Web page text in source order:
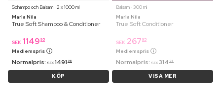
Schampo och Balsam ⋅ 2 x 1000 ml
Maria Nila
True Soft Shampoo & Conditioner
SEK 1149 95
Medlemspris
Normalpris: SEK 1491 95
KÖP
Balsam ⋅ 300 ml
Maria Nila
True Soft Conditioner
SEK 267 95
Medlemspris
Normalpris: SEK 314 95
VISA MER